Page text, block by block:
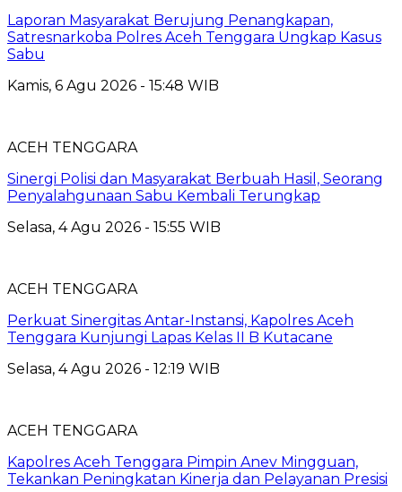
Laporan Masyarakat Berujung Penangkapan,
Satresnarkoba Polres Aceh Tenggara Ungkap Kasus
Sabu
Kamis, 6 Agu 2026 - 15:48 WIB
ACEH TENGGARA
Sinergi Polisi dan Masyarakat Berbuah Hasil, Seorang
Penyalahgunaan Sabu Kembali Terungkap
Selasa, 4 Agu 2026 - 15:55 WIB
ACEH TENGGARA
Perkuat Sinergitas Antar-Instansi, Kapolres Aceh
Tenggara Kunjungi Lapas Kelas II B Kutacane
Selasa, 4 Agu 2026 - 12:19 WIB
ACEH TENGGARA
Kapolres Aceh Tenggara Pimpin Anev Mingguan,
Tekankan Peningkatan Kinerja dan Pelayanan Presisi